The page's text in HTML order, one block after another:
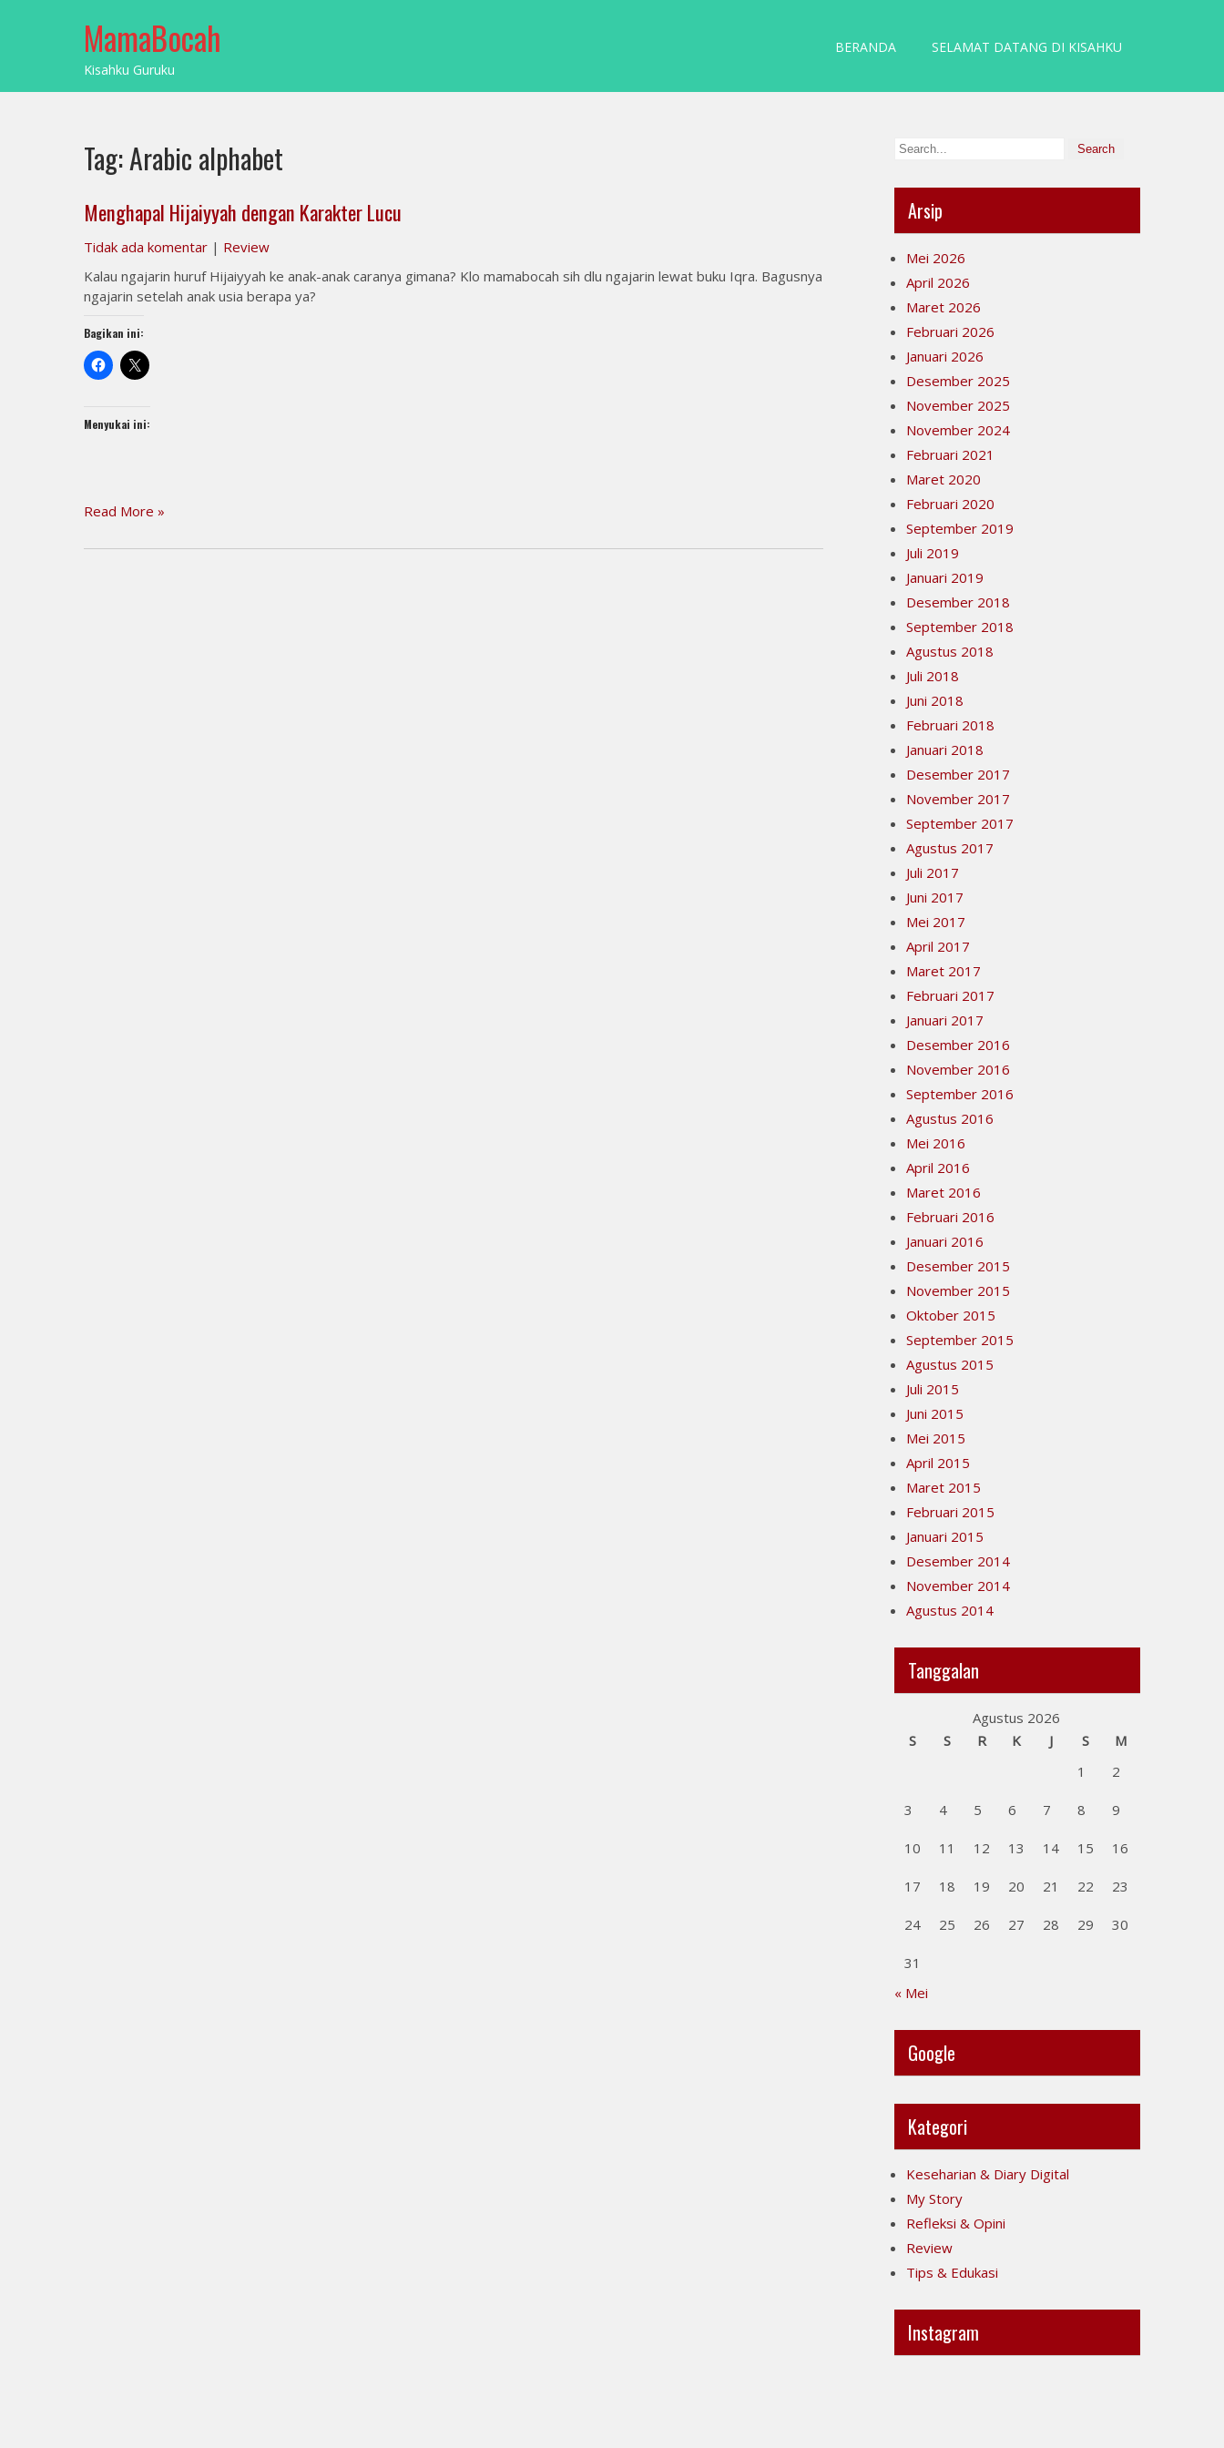
MamaBocah
Kisahku Guruku
BERANDA SELAMAT DATANG DI KISAHKU
Tag:Arabic alphabet
Menghapal Hijaiyyah dengan Karakter Lucu
Tidak ada komentar | Review
Kalau ngajarin huruf Hijaiyyah ke anak-anak caranya gimana? Klo mamabocah sih dlu ngajarin lewat buku Iqra. Bagusnya
ngajarin setelah anak usia berapa ya?
Bagikan ini:
Menyukai ini:
Read More »
Arsip
Mei 2026
April 2026
Maret 2026
Februari 2026
Januari 2026
Desember 2025
November 2025
November 2024
Februari 2021
Maret 2020
Februari 2020
September 2019
Juli 2019
Januari 2019
Desember 2018
September 2018
Agustus 2018
Juli 2018
Juni 2018
Februari 2018
Januari 2018
Desember 2017
November 2017
September 2017
Agustus 2017
Juli 2017
Juni 2017
Mei 2017
April 2017
Maret 2017
Februari 2017
Januari 2017
Desember 2016
November 2016
September 2016
Agustus 2016
Mei 2016
April 2016
Maret 2016
Februari 2016
Januari 2016
Desember 2015
November 2015
Oktober 2015
September 2015
Agustus 2015
Juli 2015
Juni 2015
Mei 2015
April 2015
Maret 2015
Februari 2015
Januari 2015
Desember 2014
November 2014
Agustus 2014
Tanggalan
Agustus 2026
S
S R K J S
M
1
2
3 4 5 6 7 8 9
10 11 12 13 14 15 16
17 18 19 20 21 22 23
24 25 26 27 28 29 30
31
« Mei
Google
Kategori
Keseharian & Diary Digital
My Story
Refleksi & Opini
Review
Tips & Edukasi
Instagram